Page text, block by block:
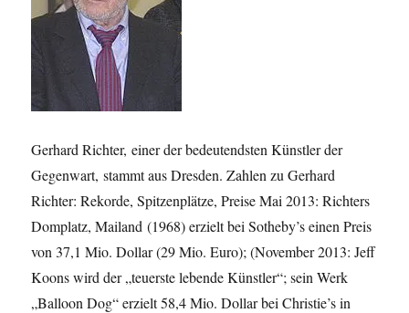
Gerhard Richter, einer der bedeutendsten Künstler der
Gegenwart, stammt aus Dresden. Zahlen zu Gerhard
Richter: Rekorde, Spitzenplätze, Preise Mai 2013: Richters
Domplatz, Mailand (1968) erzielt bei Sotheby’s einen Preis
von 37,1 Mio. Dollar (29 Mio. Euro); (November 2013: Jeff
Koons wird der „teuerste lebende Künstler“; sein Werk
„Balloon Dog“ erzielt 58,4 Mio. Dollar bei Christie’s in